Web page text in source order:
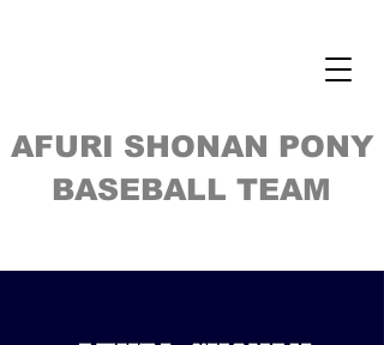
AFURI SHONAN PONY
BASEBALL TEAM